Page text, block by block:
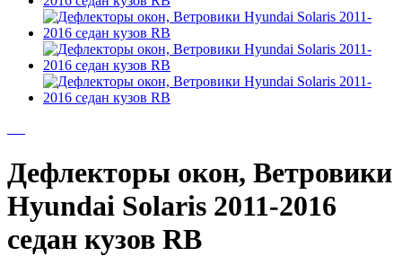
Дефлекторы окон, Ветровики
Hyundai Solaris 2011-2016
седан кузов RB